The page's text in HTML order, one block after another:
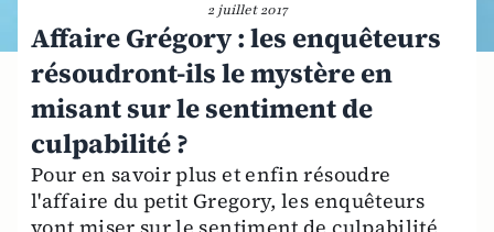
2 juillet 2017
Affaire Grégory : les enquêteurs
résoudront-ils le mystère en
misant sur le sentiment de
culpabilité ?
Pour en savoir plus et enfin résoudre
l'affaire du petit Gregory, les enquêteurs